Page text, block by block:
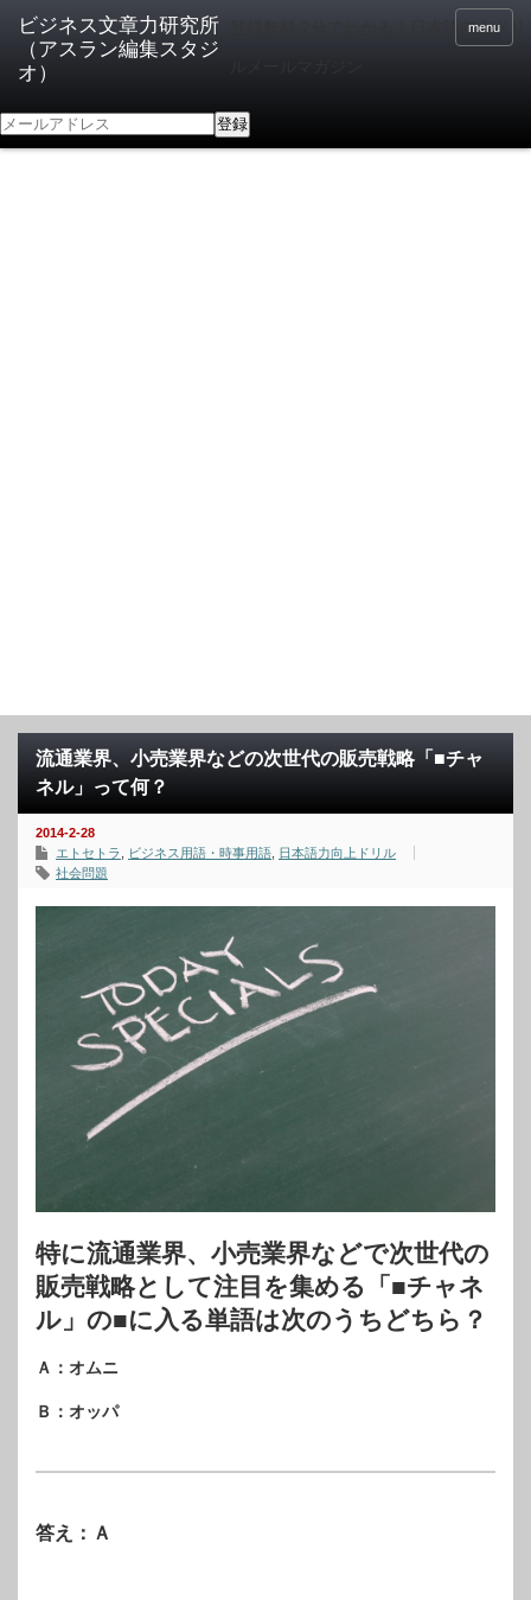
menu
登録無料 2分でわかる！日本語向上ドリ
流通業界、小売業界などの次世代の販売戦略「■チャ
ネル」って何？
2014-2-28
エトセトラ
ビジネス用語・時事用語 日本語力向上ドリル
社会問題
特に流通業界、小売業界などで次世代の
販売戦略として注目を集める「■チャネ
ル」の■に入る単語は次のうちどちら？
Ａ：オムニ
Ｂ：オッパ
答え：Ａ